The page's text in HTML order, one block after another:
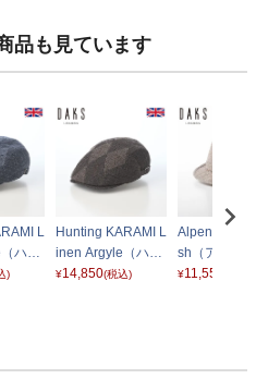
品も見ています
L
ハン
リネ
)
Hunting KARAMI L
inen Argyle（ハン
チング カラミリネ
¥14,850(税込)
Alpen
sh（アルペ
ミメッシュ
¥11,550